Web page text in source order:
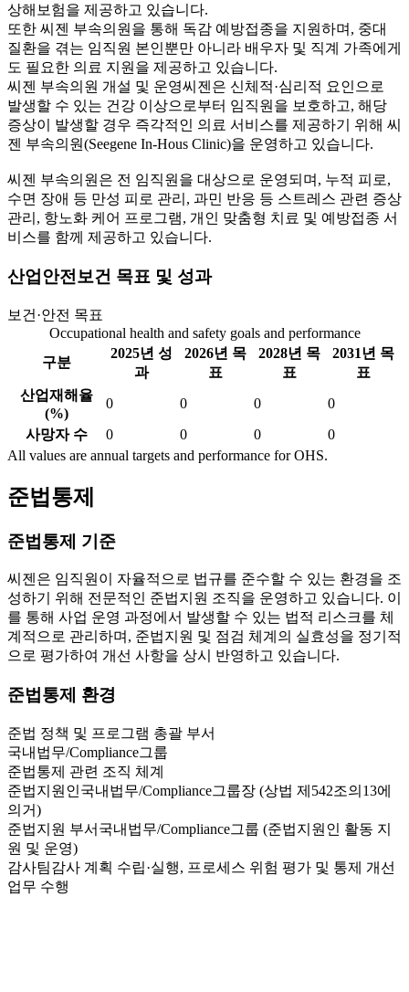
상해보험을 제공하고 있습니다.
또한 씨젠 부속의원을 통해 독감 예방접종을 지원하며, 중대
질환을 겪는 임직원 본인뿐만 아니라 배우자 및 직계 가족에게
도 필요한 의료 지원을 제공하고 있습니다.
씨젠 부속의원 개설 및 운영씨젠은 신체적·심리적 요인으로
발생할 수 있는 건강 이상으로부터 임직원을 보호하고, 해당
증상이 발생할 경우 즉각적인 의료 서비스를 제공하기 위해 씨
젠 부속의원(Seegene In-Hous Clinic)을 운영하고 있습니다.
씨젠 부속의원은 전 임직원을 대상으로 운영되며, 누적 피로,
수면 장애 등 만성 피로 관리, 과민 반응 등 스트레스 관련 증상
관리, 항노화 케어 프로그램, 개인 맞춤형 치료 및 예방접종 서
비스를 함께 제공하고 있습니다.
산업안전보건 목표 및 성과
보건·안전 목표
Occupational health and safety goals and performance
구분
2025년 성
과
2026년 목
표
2028년 목
표
2031년 목
표
산업재해율
(%)
0 0 0
0
사망자 수
0 0 0
0
All values are annual targets and performance for OHS.
준법통제
준법통제 기준
씨젠은 임직원이 자율적으로 법규를 준수할 수 있는 환경을 조
성하기 위해 전문적인 준법지원 조직을 운영하고 있습니다. 이
를 통해 사업 운영 과정에서 발생할 수 있는 법적 리스크를 체
계적으로 관리하며, 준법지원 및 점검 체계의 실효성을 정기적
으로 평가하여 개선 사항을 상시 반영하고 있습니다.
준법통제 환경
준법 정책 및 프로그램 총괄 부서
국내법무/Compliance그룹
준법통제 관련 조직 체계
준법지원인국내법무/Compliance그룹장 (상법 제542조의13에
의거)
준법지원 부서 국내법무/Compliance그룹 (준법지원인 활동 지
원 및 운영)
감사팀감사 계획 수립·실행, 프로세스 위험 평가 및 통제 개선
업무 수행